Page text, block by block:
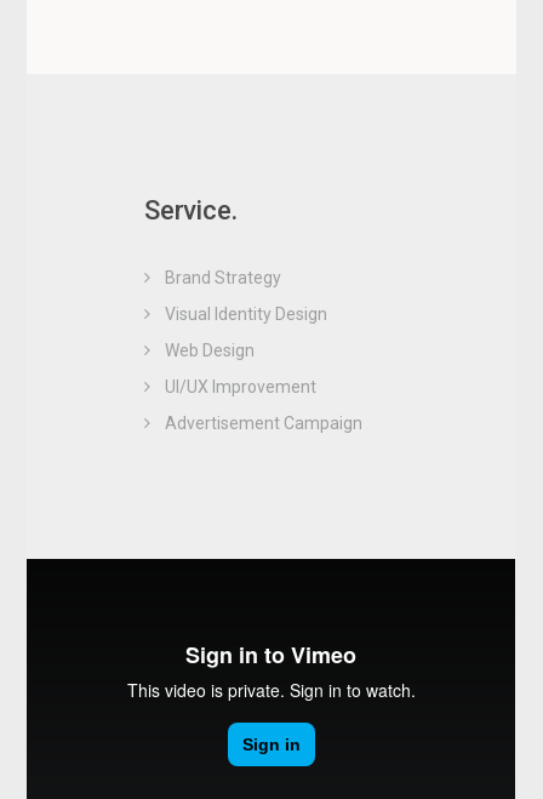
Service.
Brand Strategy
Visual Identity Design
Web Design
UI/UX Improvement
Advertisement Campaign